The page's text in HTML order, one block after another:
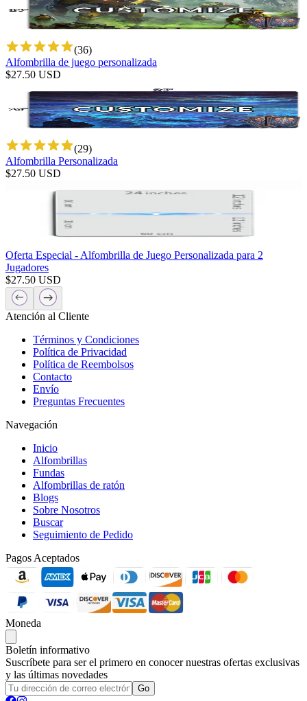
(36)
Alfombrilla de juego personalizada
$27.50 USD
(29)
Alfombrilla Personalizada
$27.50 USD
Oferta Especial - Alfombrilla de Juego Personalizada para 2
Jugadores
$27.50 USD
Atención al Cliente
Términos y Condiciones
Política de Privacidad
Política de Reembolsos
Contacto
Envío
Preguntas Frecuentes
Navegación
Inicio
Alfombrillas
Fundas
Alfombrillas de ratón
Blogs
Sobre Nosotros
Buscar
Seguimiento de Pedido
Pagos Aceptados
Moneda
Boletín informativo
Suscríbete para ser el primero en conocer nuestras ofertas exclusivas
y las últimas novedades
Go